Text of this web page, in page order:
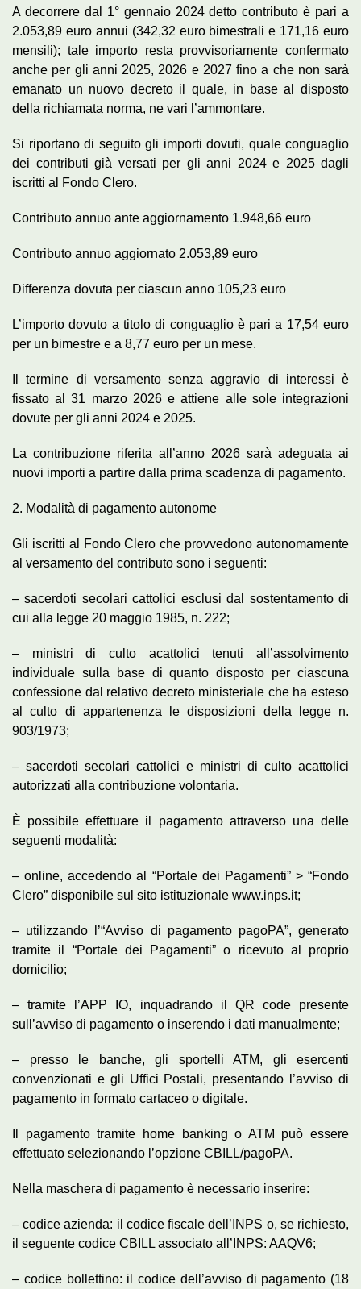
A decorrere dal 1° gennaio 2024 detto contributo è pari a
2.053,89 euro annui (342,32 euro bimestrali e 171,16 euro
mensili); tale importo resta provvisoriamente confermato
anche per gli anni 2025, 2026 e 2027 fino a che non sarà
emanato un nuovo decreto il quale, in base al disposto
della richiamata norma, ne vari l’ammontare.
Si riportano di seguito gli importi dovuti, quale conguaglio
dei contributi già versati per gli anni 2024 e 2025 dagli
iscritti al Fondo Clero.
Contributo annuo ante aggiornamento 1.948,66 euro
Contributo annuo aggiornato 2.053,89 euro
Differenza dovuta per ciascun anno 105,23 euro
L’importo dovuto a titolo di conguaglio è pari a 17,54 euro
per un bimestre e a 8,77 euro per un mese.
Il termine di versamento senza aggravio di interessi è
fissato al 31 marzo 2026 e attiene alle sole integrazioni
dovute per gli anni 2024 e 2025.
La contribuzione riferita all’anno 2026 sarà adeguata ai
nuovi importi a partire dalla prima scadenza di pagamento.
2. Modalità di pagamento autonome
Gli iscritti al Fondo Clero che provvedono autonomamente
al versamento del contributo sono i seguenti:
– sacerdoti secolari cattolici esclusi dal sostentamento di
cui alla legge 20 maggio 1985, n. 222;
– ministri di culto acattolici tenuti all’assolvimento
individuale sulla base di quanto disposto per ciascuna
confessione dal relativo decreto ministeriale che ha esteso
al culto di appartenenza le disposizioni della legge n.
903/1973;
– sacerdoti secolari cattolici e ministri di culto acattolici
autorizzati alla contribuzione volontaria.
È possibile effettuare il pagamento attraverso una delle
seguenti modalità:
– online, accedendo al “Portale dei Pagamenti” > “Fondo
Clero” disponibile sul sito istituzionale www.inps.it;
– utilizzando l’“Avviso di pagamento pagoPA”, generato
tramite il “Portale dei Pagamenti” o ricevuto al proprio
domicilio;
– tramite l’APP IO, inquadrando il QR code presente
sull’avviso di pagamento o inserendo i dati manualmente;
– presso le banche, gli sportelli ATM, gli esercenti
convenzionati e gli Uffici Postali, presentando l’avviso di
pagamento in formato cartaceo o digitale.
Il pagamento tramite home banking o ATM può essere
effettuato selezionando l’opzione CBILL/pagoPA.
Nella maschera di pagamento è necessario inserire:
– codice azienda: il codice fiscale dell’INPS o, se richiesto,
il seguente codice CBILL associato all’INPS: AAQV6;
– codice bollettino: il codice dell’avviso di pagamento (18